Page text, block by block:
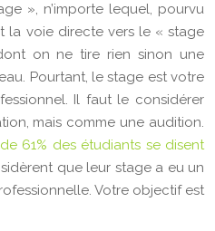
», n’importe lequel, pourvu
la voie directe vers le « stage
on ne tire rien sinon une
Pourtant, le stage est votre
Il faut le considérer
mais comme une audition.
61% des étudiants se disent
que leur stage a eu un
Votre objectif est